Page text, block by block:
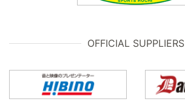
OFFICIAL SUPPLIERS